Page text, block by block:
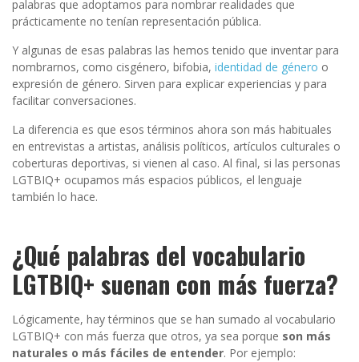
palabras que adoptamos para nombrar realidades que
prácticamente no tenían representación pública.
Y algunas de esas palabras las hemos tenido que inventar para
nombrarnos, como cisgénero, bifobia, identidad de género o
expresión de género. Sirven para explicar experiencias y para
facilitar conversaciones.
La diferencia es que esos términos ahora son más habituales
en entrevistas a artistas, análisis políticos, artículos culturales o
coberturas deportivas, si vienen al caso. Al final, si las personas
LGTBIQ+ ocupamos más espacios públicos, el lenguaje
también lo hace.
¿Qué palabras del vocabulario
LGTBIQ+ suenan con más fuerza?
Lógicamente, hay términos que se han sumado al vocabulario
LGTBIQ+ con más fuerza que otros, ya sea porque son más
naturales o más fáciles de entender. Por ejemplo: